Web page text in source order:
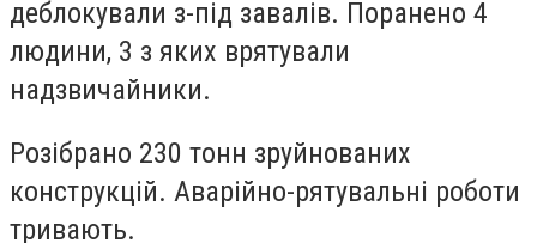
деблокували з-під завалів. Поранено 4
людини, 3 з яких врятували
надзвичайники.
Розібрано 230 тонн зруйнованих
конструкцій. Аварійно-рятувальні роботи
тривають.